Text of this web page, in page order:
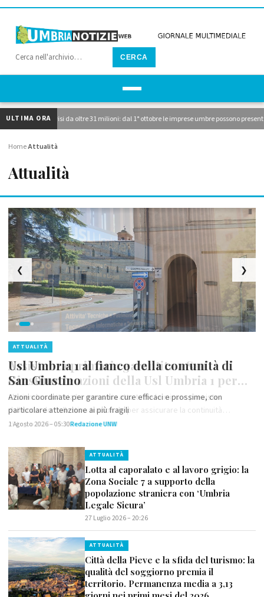
CERCA
ULTIMA ORA
i due avvisi da oltre 31 milioni: dal 1° ottobre le imprese umbre possono presentare
Home›Attualità
Attualità
❮ ❯
ATTUALITÀ
Assistenza primaria garantita a San
Giustino: le azioni della Usl Umbria 1 per
tutelare i cittadini
L'Azienda sanitaria ha messo in atto tutte le misure previste
dall'Accordo Collettivo Nazionale per assicurare la continuità
dell'assistenza sanitaria nel Comune
29 Luglio 2026 – 08:28Redazione UNW
ATTUALITÀ
Lotta al caporalato e al lavoro grigio: la
Zona Sociale 7 a supporto della
popolazione straniera con ‘Umbria
Legale Sicura’
27 Luglio 2026 – 20:26
ATTUALITÀ
Città della Pieve e la sfida del turismo: la
qualità del soggiorno premia il
territorio. Permanenza media a 3,13